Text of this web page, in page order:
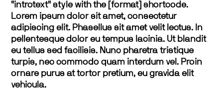
"introtext" style with the [format] shortcode.
Lorem ipsum dolor sit amet, consectetur
adipiscing elit. Phasellus sit amet velit lectus. In
pellentesque dolor eu tempus lacinia. Ut blandit
eu tellus sed facilisis. Nunc pharetra tristique
turpis, nec commodo quam interdum vel. Proin
ornare purus at tortor pretium, eu gravida elit
vehicula.